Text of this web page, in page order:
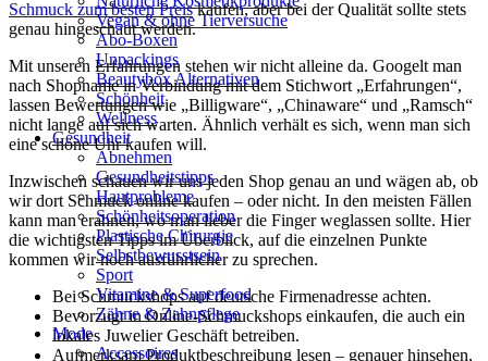
Vegan & ohne Tierversuche
Abo-Boxen
Unpackings
Beautybox Alternativen
Schönheit
Wellness
Gesundheit
Abnehmen
Gesundheitstipps
Hautprobleme
Schönheitsoperation
Plastische Chirurgie
Selbstbewusstsein
Sport
Vitamine & Superfood
Zähne & Zahnpflege
Mode
Accessoires
Schmuck zum besten Preiskaufen, aber bei der Qualität sollte stets
genau hingeschaut werden.
Mit unseren Erfahrungen stehen wir nicht alleine da. Googelt man
nach Shopname in Verbindung mit dem Stichwort „Erfahrungen“,
lassen Bewertungen wie „Billigware“, „Chinaware“ und „Ramsch“
nicht lange auf sich warten. Ähnlich verhält es sich, wenn man sich
eine schöne Uhr kaufen will.
Inzwischen schauen wir uns jeden Shop genau an und wägen ab, ob
wir dort Schmuck online kaufen – oder nicht. In den meisten Fällen
kann man erahnen, wo man lieber die Finger weglassen sollte. Hier
die wichtigsten Tipps im Überblick, auf die einzelnen Punkte
kommen wir noch ausführlicher zu sprechen.
Bei Schmuckshops auf deutsche Firmenadresse achten.
Bevorzugt in Online-Schmuckshops einkaufen, die auch ein
lokales Juwelier Geschäft betreiben.
Aufmerksam Produktbeschreibung lesen – genauer hinsehen,